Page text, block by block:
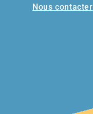
Nous contacter